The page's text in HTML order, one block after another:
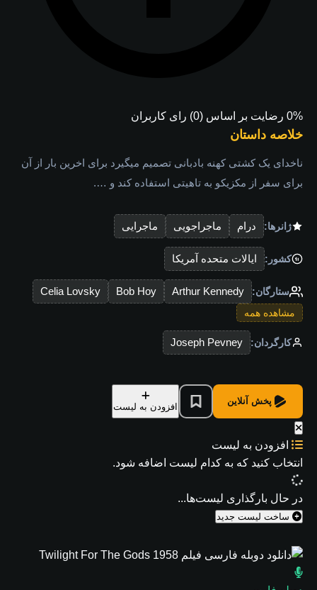
0% رضایت بر اساس (0) رای کاربران
خلاصه داستان
ناخدای یک کشتی کهنه بادبانی تصمیم میگیرد برای اخرین بار از آن
برای سفر از مکزیکو به تاهیتی استفاده کند و ….
ژانرها: درام ماجراجویی ماجرایی
کشور: ایالات متحده آمریکا
ستارگان: Arthur Kennedy
Bob Hoy
Celia Lovsky
مشاهده همه
کارگردان: Joseph Pevney
پخش آنلاین
افزودن به لیست
افزودن به لیست
انتخاب کنید که به کدام لیست اضافه شود.
در حال بارگذاری لیست‌ها...